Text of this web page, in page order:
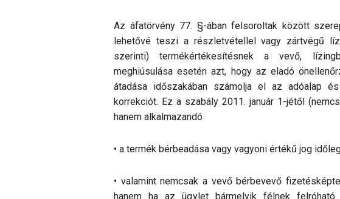
Az áfatörvény 77. §-ában felsoroltak között
lehetővé teszi a részletvétellel vagy zártvégű
szerinti) termékértékesítésnek a vevő,
meghiúsulása esetén azt, hogy az eladó
átadása időszakában számolja el az adóalap
korrekciót. Ez a szabály 2011. január 1-jétől
hanem alkalmazandó
• a termék bérbeadása vagy vagyoni értékű jog
• valamint nemcsak a vevő bérbevevő
hanem ha az ügylet bármelyik félnek